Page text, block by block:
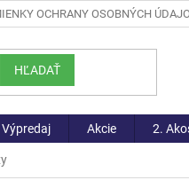
OCHRANY OSOBNÝCH
HĽADAŤ
Výpredaj Akcie 2.